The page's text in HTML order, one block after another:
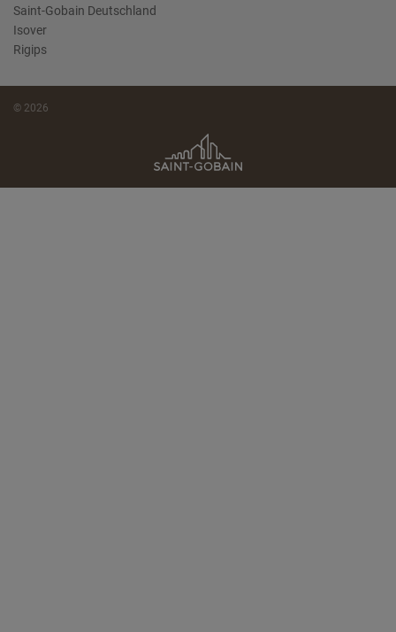
Saint-Gobain Deutschland
Isover
Rigips
© 2026